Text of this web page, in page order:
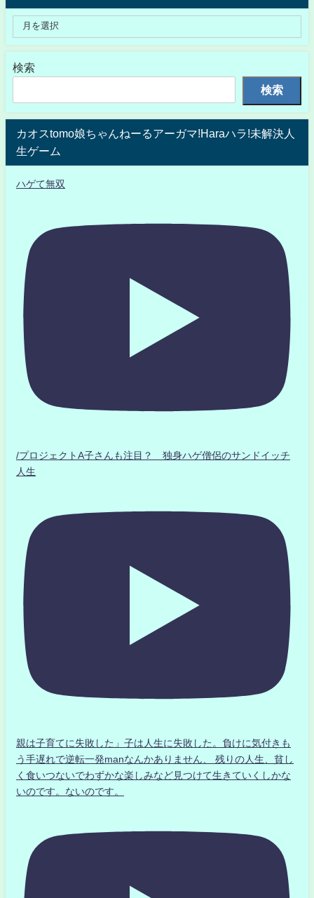
検索
検索
カオスtomo娘ちゃんねーるアーガマ!Haraハラ!未解決人
生ゲーム
ハゲて無双
/プロジェクトA子さんも注目？ 独身ハゲ僧侶のサンドイッチ
人生
親は子育てに失敗した」子は人生に失敗した。負けに気付きも
う手遅れで逆転一発manなんかありません、 残りの人生、貧し
く食いつないでわずかな楽しみなど見つけて生きていくしかな
いのです。ないのです。